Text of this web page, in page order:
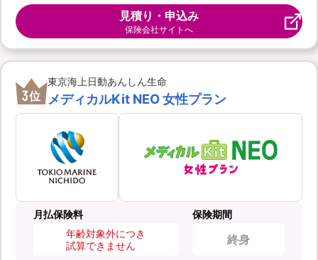
見積り・申込み
保険会社サイトへ
3位
東京海上日動あんしん生命
メディカルKit NEO 女性プラン
月払保険料
年齢対象外につき
試算できません
保険期間
終身